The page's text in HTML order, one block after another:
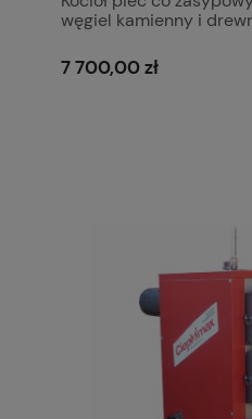
węgiel kamienny i
Pleszew Ciepłomax
7 700,00 zł